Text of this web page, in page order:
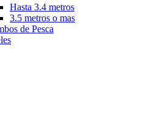
Hasta 3.4 metros
3.5 metros o mas
de Pesca